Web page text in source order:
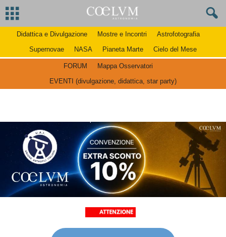
Didattica e Divulgazione Mostre e Incontri
Astrofotografia
Supernovae
NASA Pianeta Marte Cielo del Mese
FORUM
Mappa Osservatori
EVENTI (divulgazione, didattica, star party)